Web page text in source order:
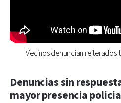
Vecinos denuncian reiterados
Denuncias sin
mayor presencia